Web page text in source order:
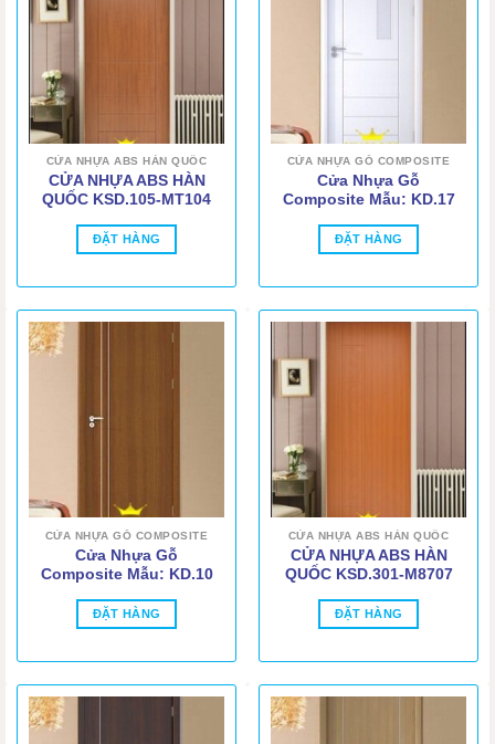
CỬA NHỰA ABS HÀN QUỐC
CỬA NHỰA ABS HÀN
QUỐC KSD.105-MT104
ĐẶT HÀNG
CỬA NHỰA GỖ COMPOSITE
Cửa Nhựa Gỗ
Composite Mẫu: KD.17
ĐẶT HÀNG
CỬA NHỰA GỖ COMPOSITE
Cửa Nhựa Gỗ
Composite Mẫu: KD.10
ĐẶT HÀNG
CỬA NHỰA ABS HÀN QUỐC
CỬA NHỰA ABS HÀN
QUỐC KSD.301-M8707
ĐẶT HÀNG